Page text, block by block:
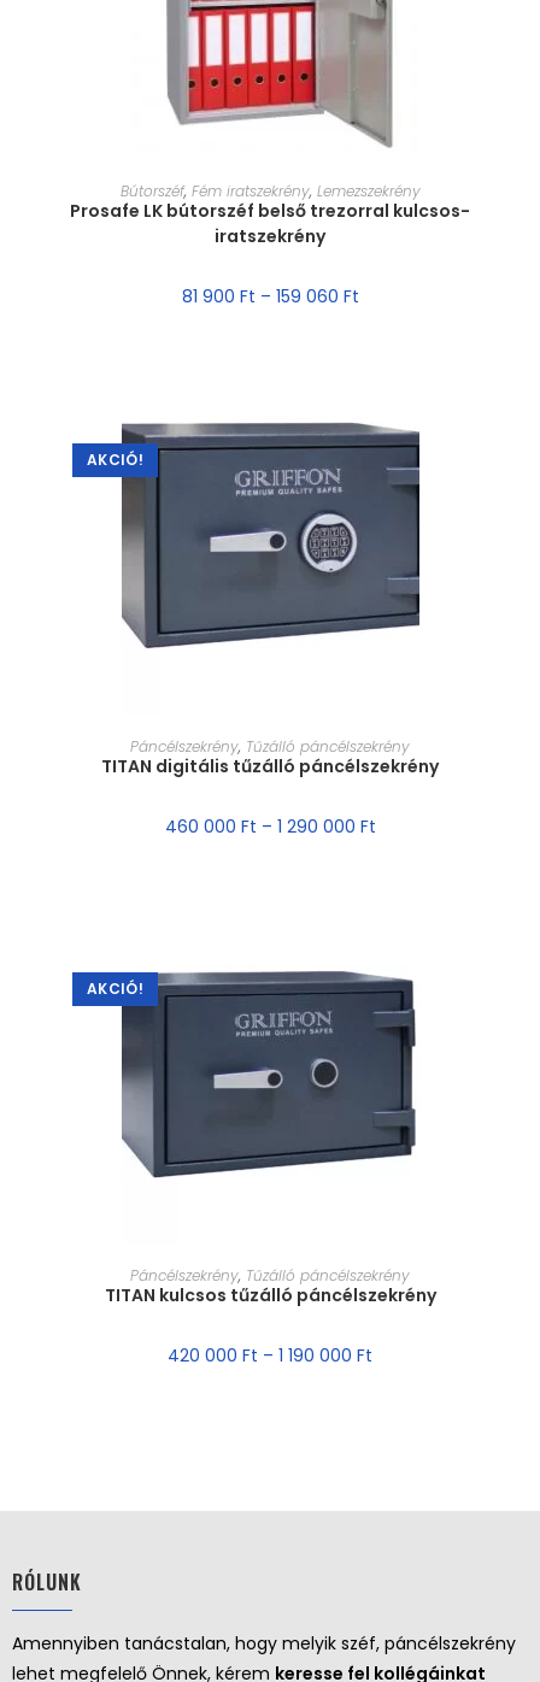
MÉRET VÁLASZTÁSA
Bútorszéf, Fém iratszekrény, Lemezszekrény
Prosafe LK bútorszéf belső trezorral kulcsos-
iratszekrény
81 900 Ft – 159 060 Ft
AKCIÓ!
MÉRET VÁLASZTÁSA
Páncélszekrény, Tűzálló páncélszekrény
TITAN digitális tűzálló páncélszekrény
460 000 Ft – 1 290 000 Ft
AKCIÓ!
MÉRET VÁLASZTÁSA
Páncélszekrény, Tűzálló páncélszekrény
TITAN kulcsos tűzálló páncélszekrény
420 000 Ft – 1 190 000 Ft
RÓLUNK
Amennyiben tanácstalan, hogy melyik széf, páncélszekrény
lehet megfelelő Önnek, kérem keresse fel kollégáinkat